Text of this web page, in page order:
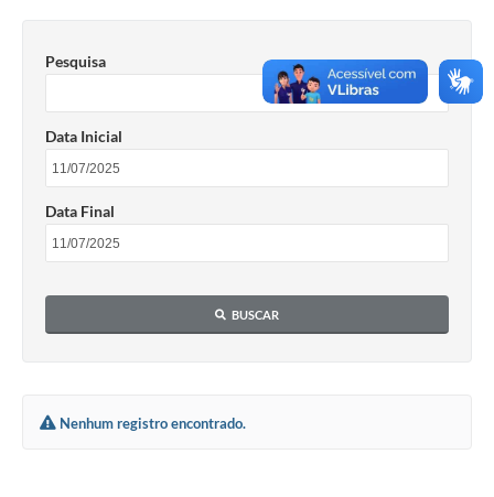
Contato
Pesquisa
Data Inicial
Data Final
BUSCAR
Nenhum registro encontrado.